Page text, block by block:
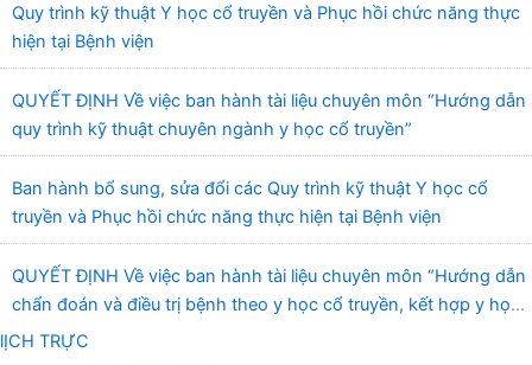
Quy trình kỹ thuật Y học cổ truyền và Phục hồi chức năng thực
hiện tại Bệnh viện
QUYẾT ĐỊNH Về việc ban hành tài liệu chuyên môn “Hướng dẫn
quy trình kỹ thuật chuyên ngành y học cổ truyền”
Ban hành bổ sung, sửa đổi các Quy trình kỹ thuật Y học cổ
truyền và Phục hồi chức năng thực hiện tại Bệnh viện
QUYẾT ĐỊNH Về việc ban hành tài liệu chuyên môn “Hướng dẫn
chẩn đoán và điều trị bệnh theo y học cổ truyền, kết hợp y học
cổ truyền với y học hiện đại”
lỊCH TRỰC